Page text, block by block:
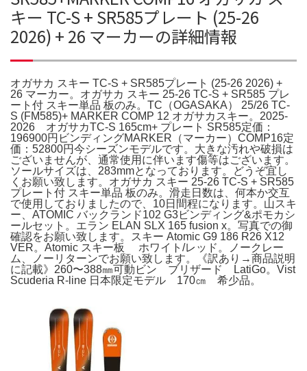
キー TC-S + SR585プレート (25-26
2026) + 26 マーカーの詳細情報
オガサカ スキー TC-S + SR585プレート (25-26 2026) +
26 マーカー。オガサカ スキー 25-26 TC-S + SR585 プレ
ート付 スキー単品 板のみ。TC（OGASAKA） 25/26 TC-
S (FM585)+ MARKER COMP 12 オガサカスキー。2025-
2026 オガサカTC-S 165cm+ プレート SR585定価：
196900円ビンディングMARKER（マーカー）COMP16定
価：52800円今シーズンモデルです。大きな汚れや破損は
ございませんが、通常使用に伴います傷等はございます。
ソールサイズは、283mmとなっております。どうぞ宜し
くお願い致します。オガサカ スキー 25-26 TC-S + SR585
プレート付 スキー単品 板のみ。滑走日数は、何本か交互
で使用しておりましたので、10日間程になります。山スキ
ー、ATOMIC バックランド102 G3ビンディング&ポモカシ
ールセット。エラン ELAN SLX 165 fusion x。写真での御
確認をお願い致します。スキー Atomic G9 186 R26 X12
VER。Atomic スキー板 ホワイト/レッド。ノークレー
ム、ノーリターンでお願い致します。《訳あり→商品説明
に記載》260〜388㎜可動ビン ブリザード LatiGo。Vist
Scuderia R-line 日本限定モデル 170㎝ 希少品。